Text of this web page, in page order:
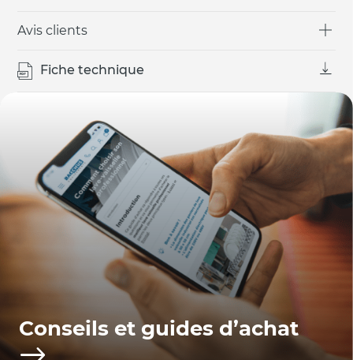
Avis clients
Fiche technique
Conseils et guides d’achat